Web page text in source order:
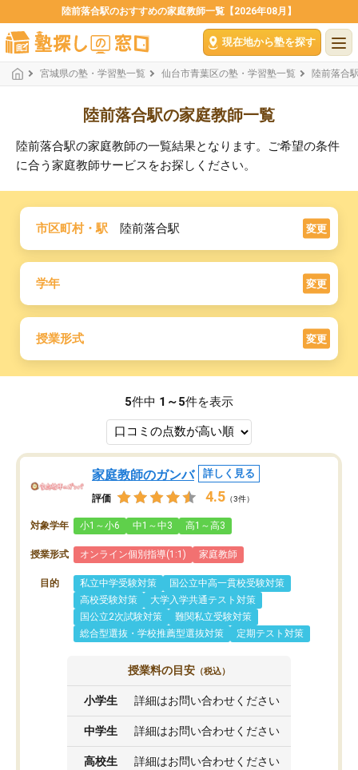
陸前落合駅のおすすめの家庭教師一覧【2026年08月】
現在地から塾を探す
宮城県の塾・学習塾一覧 仙台市青葉区の塾・学習塾一覧 陸前落合
陸前落合駅の家庭教師一覧
陸前落合駅の家庭教師の一覧結果となります。ご希望の条件
に合う家庭教師サービスをお探しください。
市区町村・駅 陸前落合駅 変更
学年 変更
授業形式 変更
5件中 1～5件を表示
家庭教師のガンバ 詳しく見る
評価 4.5 （3件）
対象学年 小1～小6 中1～中3 高1～高3
授業形式 オンライン個別指導(1:1) 家庭教師
目的 私立中学受験対策
国公立中高一貫校受験対策
高校受験対策
大学入学共通テスト対策
国公立2次試験対策
難関私立受験対策
総合型選抜・学校推薦型選抜対策
定期テスト対策
授業料の目安 （税込）
小学生 詳細はお問い合わせください
中学生 詳細はお問い合わせください
高校生 詳細はお問い合わせください